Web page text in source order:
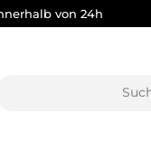
von 24h